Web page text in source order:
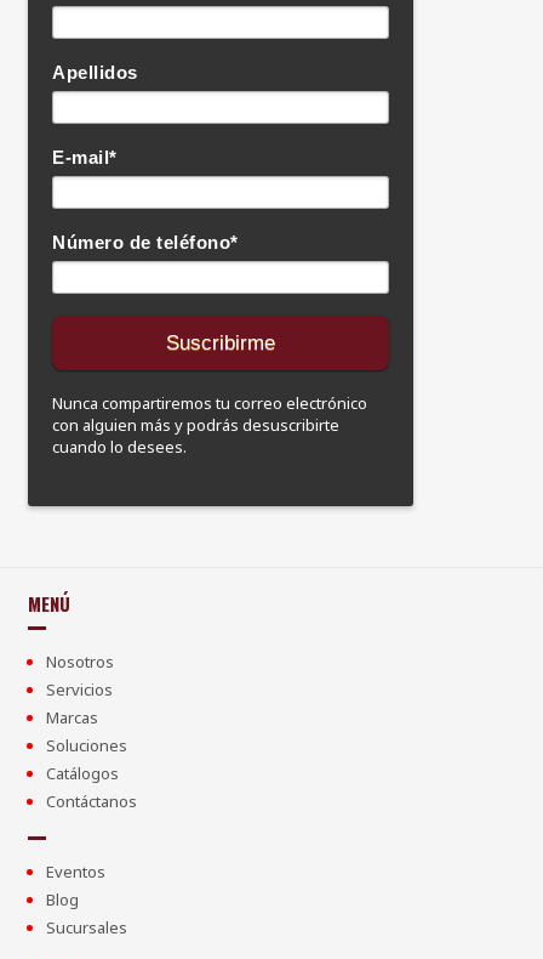
Apellidos
E-mail*
Número de teléfono*
Nunca compartiremos tu correo electrónico
con alguien más y podrás desuscribirte
cuando lo desees.
MENÚ
Nosotros
Servicios
Marcas
Soluciones
Catálogos
Contáctanos
Eventos
Blog
Sucursales